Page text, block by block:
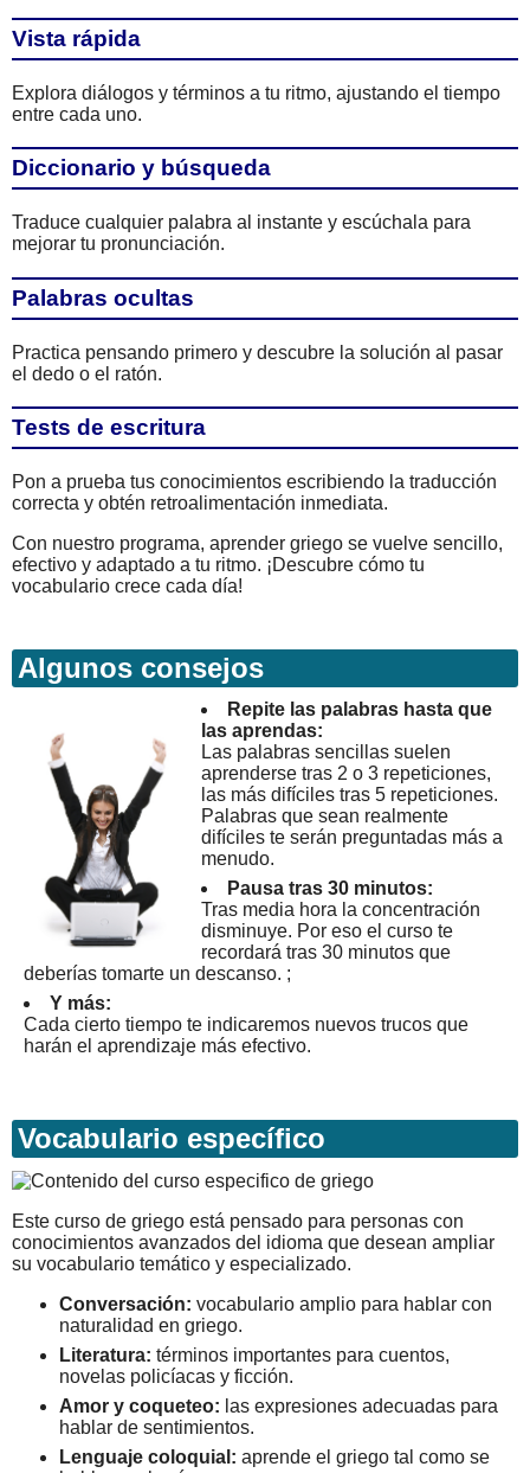
Vista rápida
Explora diálogos y términos a tu ritmo, ajustando el tiempo
entre cada uno.
Diccionario y búsqueda
Traduce cualquier palabra al instante y escúchala para
mejorar tu pronunciación.
Palabras ocultas
Practica pensando primero y descubre la solución al pasar
el dedo o el ratón.
Tests de escritura
Pon a prueba tus conocimientos escribiendo la traducción
correcta y obtén retroalimentación inmediata.
Con nuestro programa, aprender griego se vuelve sencillo,
efectivo y adaptado a tu ritmo. ¡Descubre cómo tu
vocabulario crece cada día!
Algunos consejos
Repite las palabras hasta que
las aprendas:
Las palabras sencillas suelen
aprenderse tras 2 o 3 repeticiones,
las más difíciles tras 5 repeticiones.
Palabras que sean realmente
difíciles te serán preguntadas más a
menudo.
Pausa tras 30 minutos:
Tras media hora la concentración
disminuye. Por eso el curso te
recordará tras 30 minutos que
deberías tomarte un descanso. ;
Y más:
Cada cierto tiempo te indicaremos nuevos trucos que
harán el aprendizaje más efectivo.
Vocabulario específico
Este curso de griego está pensado para personas con
conocimientos avanzados del idioma que desean ampliar
su vocabulario temático y especializado.
Conversación: vocabulario amplio para hablar con
naturalidad en griego.
Literatura: términos importantes para cuentos,
novelas policíacas y ficción.
Amor y coqueteo: las expresiones adecuadas para
hablar de sentimientos.
Lenguaje coloquial: aprende el griego tal como se